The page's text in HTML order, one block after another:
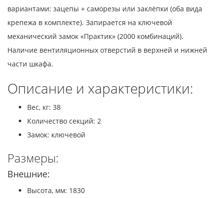
вариантами: зацепы + саморезы или заклёпки (оба вида
крепежа в комплекте). Запирается на ключевой
механический замок «Практик» (2000 комбинаций).
Наличие вентиляционных отверстий в верхней и нижней
части шкафа.
Описание и характеристики:
Вес, кг: 38
Количество секций: 2
Замок: ключевой
Размеры:
Внешние:
Высота, мм: 1830